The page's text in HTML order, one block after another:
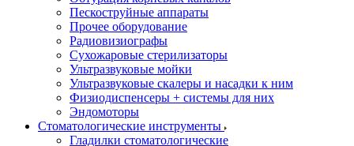
Пескоструйные аппараты
Прочее оборудование
Радиовизиографы
Сухожаровые стерилизаторы
Ультразвуковые мойки
Ультразвуковые скалеры и насадки к ним
Физиодиспенсеры + системы для них
Эндомоторы
Стоматологические инструменты
Гладилки стоматологические